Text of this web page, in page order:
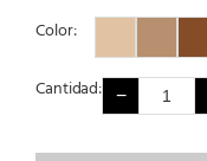
Color:
Cantidad: −